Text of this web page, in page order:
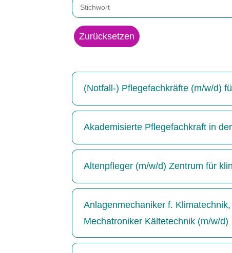
Zurücksetzen
(Notfall-) Pflegefachkräfte (m/w/d)
Akademisierte Pflegefachkraft in
Altenpfleger (m/w/d) Zentrum für
Anlagenmechaniker f.
Mechatroniker Kältetechnik (m/w/d)